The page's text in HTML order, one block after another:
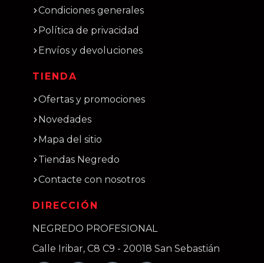
Condiciones generales
Política de privacidad
Envíos y devoluciones
TIENDA
Ofertas y promociones
Novedades
Mapa del sitio
Tiendas Negredo
Contacte con nosotros
DIRECCIÓN
NEGREDO PROFESIONAL
Calle Iribar, C8 C9 - 20018 San Sebastián